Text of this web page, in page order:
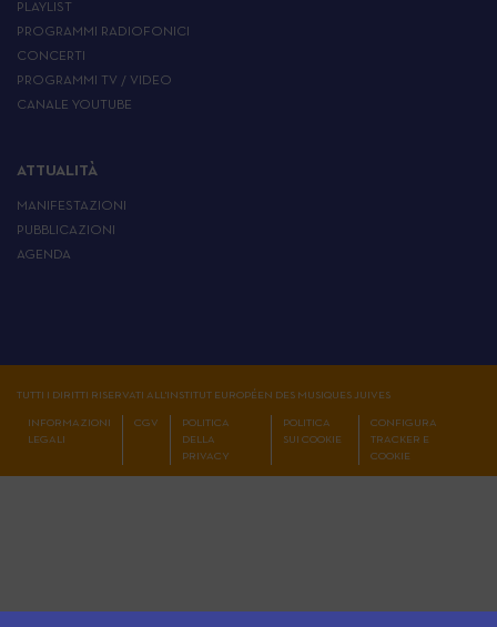
PLAYLIST
PROGRAMMI RADIOFONICI
CONCERTI
PROGRAMMI TV / VIDEO
CANALE YOUTUBE
ATTUALITÀ
MANIFESTAZIONI
PUBBLICAZIONI
AGENDA
TUTTI I DIRITTI RISERVATI ALL'INSTITUT EUROPÉEN DES MUSIQUES JUIVES
INFORMAZIONI
LEGALI
CGV
POLITICA
DELLA
PRIVACY
POLITICA
SUI COOKIE
CONFIGURA
TRACKER E
COOKIE